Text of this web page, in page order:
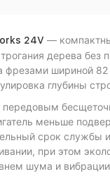
24V —
дерева без
фрезами шириной
глубины
передовым
меньше
срок службы
при этом
шума и